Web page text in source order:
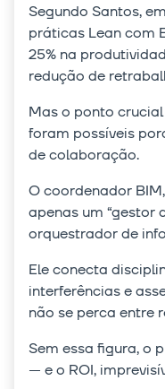
Segundo Santos,
práticas Lean com
25% na
redução de
Mas o ponto
foram possíveis
de colaboração.
O coordenador
apenas um “gestor
orquestrador de
Ele conecta
interferências e
não se perca entre
Sem essa figura, o
— e o ROI,